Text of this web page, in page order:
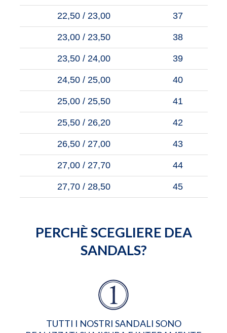
22,50 / 23,00 37
23,00 / 23,50 38
23,50 / 24,00 39
24,50 / 25,00 40
25,00 / 25,50 41
25,50 / 26,20 42
26,50 / 27,00 43
27,00 / 27,70 44
27,70 / 28,50 45
PERCHÈ SCEGLIERE DEA
SANDALS?
TUTTI I NOSTRI SANDALI SONO